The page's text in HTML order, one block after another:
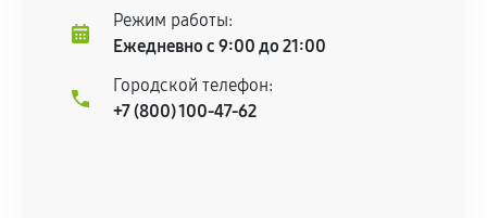
остается на стороне производителя или
продавца. За качество сторонних деталей
Режим работы:
Ежедневно с 9:00 до 21:00
Городской телефон:
+7 (800) 100-47-62